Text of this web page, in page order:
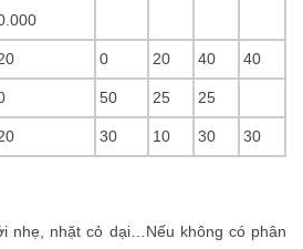
0 20 40 40
50 25 25
30 10 30 30
nhẹ, nhặt cỏ dại…Nếu không có phân